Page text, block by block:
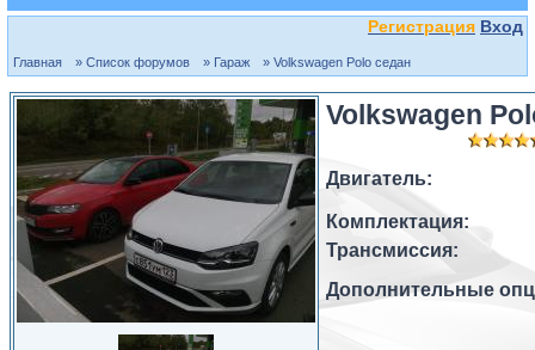
Регистрация Вход
Главная » Список форумов » Гараж » Volkswagen Polo седан
Volkswagen
Двигатель:
Комплектация:
Трансмиссия:
Дополнительные